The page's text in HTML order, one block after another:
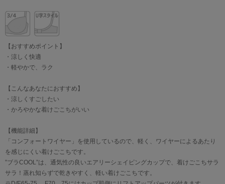
【おすすめポイント】
・涼しく快適
・軽やかで、ラク
【こんなあなたにおすすめ】
・涼しくすごしたい
・かろやかな着けごこちがいい
【機能詳細】
「コンフォートワイヤー」を使用しているので、軽く、ワイヤーによるあたり
を感じにくい着けごこちです。
”ブラCOOL”は、通気性の良いエアリーシェイピングカップで、着けごこちサラ
サラ！蒸れ知らずで乾きやすく、軽い着けごこちです。